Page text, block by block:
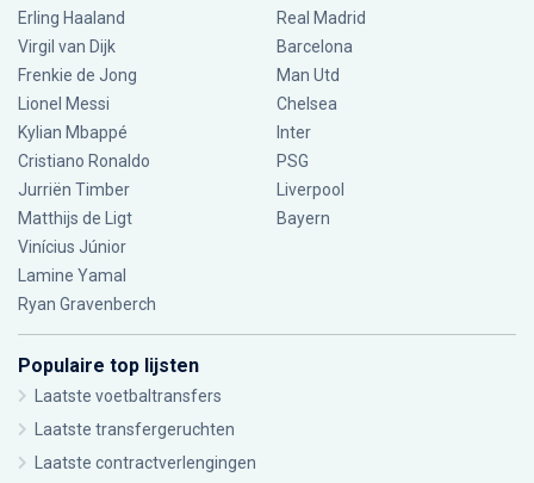
Erling Haaland
Virgil van Dijk
Frenkie de Jong
Lionel Messi
Kylian Mbappé
Cristiano Ronaldo
Jurriën Timber
Matthijs de Ligt
Vinícius Júnior
Lamine Yamal
Ryan Gravenberch
Real Madrid
Barcelona
Man Utd
Chelsea
Inter
PSG
Liverpool
Bayern
Populaire top lijsten
Laatste voetbaltransfers
Laatste transfergeruchten
Laatste contractverlengingen